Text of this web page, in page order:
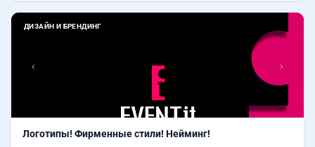
ДИЗАЙН И БРЕНДИНГ
Назад
Логотипы! Фирменные стили! Нейминг!